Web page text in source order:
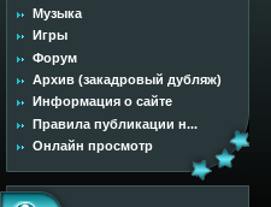
Музыка
Игры
Форум
Архив (закадровый дубляж)
Информация о сайте
Правила публикации н...
Онлайн просмотр